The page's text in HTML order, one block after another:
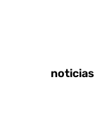
Últimas noticias